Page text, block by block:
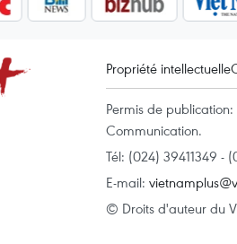
Propriété intellectuelle
Permis de
Communication.
Tél: (024) 39411349 -
E-mail:
© Droits d'auteur du